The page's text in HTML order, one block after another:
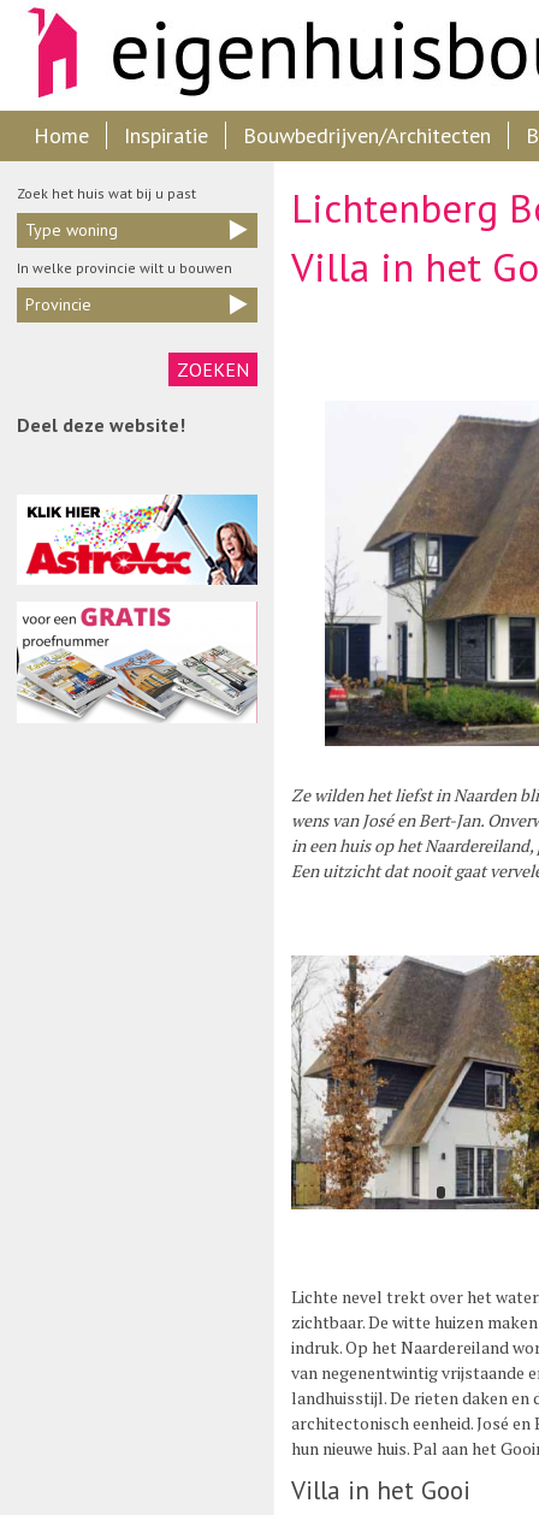
Home Inspiratie Bouwbedrijven/Architecten
Zoek het huis wat bij u past
Type woning
In welke provincie wilt u bouwen
Provincie
Deel deze website!
Lichtenberg
Villa in het
Ze wilden het liefst in Naarden
wens van José en Bert-Jan.
in een huis op het
Een uitzicht dat nooit gaat
Lichte nevel trekt over het
zichtbaar. De witte huizen
indruk. Op het Naardereiland
van negenentwintig vrijstaande
landhuisstijl. De rieten daken en
architectonisch eenheid. José
hun nieuwe huis. Pal aan het
Villa in het Gooi